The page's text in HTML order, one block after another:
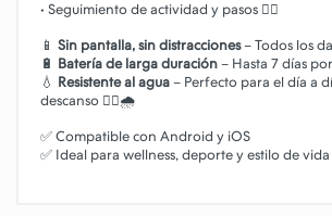
• Seguimiento de actividad y pasos 🏃‍♂️
📱 Sin pantalla, sin distracciones– Todos los
🔋 Batería de larga duración – Hasta 7 días
💧 Resistente al agua – Perfecto para el día a
descanso 🏋️‍♀️🌧️
✅ Compatible con Android y iOS
✅ Ideal para wellness, deporte y estilo de